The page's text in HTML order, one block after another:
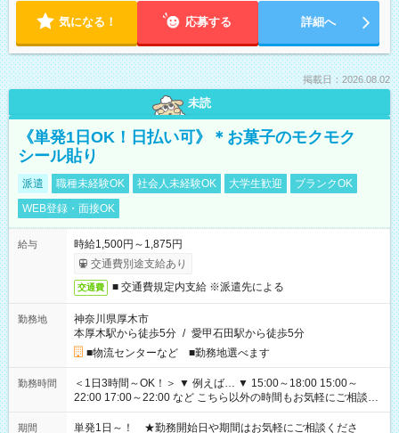
気になる！ 応募する 詳細へ
掲載日：2026.08.02
未読
《単発1日OK！日払い可》＊お菓子のモクモク
シール貼り
派遣 職種未経験OK 社会人未経験OK 大学生歓迎
ブランクOK
WEB登録・面接OK
給与
時給1,500円～1,875円
交通費別途支給あり
交通費 ■ 交通費規定内支給 ※派遣先による
勤務地
神奈川県厚木市
本厚木駅から徒歩5分 / 愛甲石田駅から徒歩5分
■物流センターなど ■勤務地選べます
勤務時間
＜1日3時間～OK！＞ ▼ 例えば… ▼ 15:00～18:00 15:00～
22:00 17:00～22:00 など こちら以外の時間もお気軽にご相談く
ださい！
期間 単発1日～！ ★勤務開始日や期間はお気軽にご相談くださ